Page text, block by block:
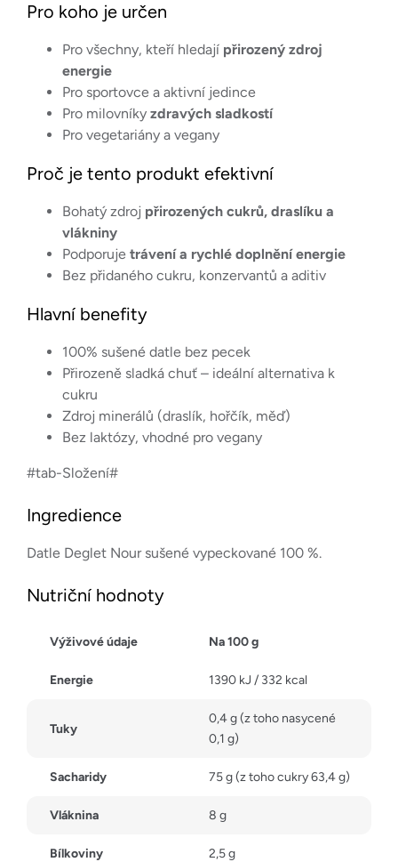
Pro koho je určen
Pro všechny, kteří hledají přirozený zdroj
energie
Pro sportovce a aktivní jedince
Pro milovníky zdravých sladkostí
Pro vegetariány a vegany
Proč je tento produkt efektivní
Bohatý zdroj přirozených cukrů, draslíku a
vlákniny
Podporuje trávení a rychlé doplnění energie
Bez přidaného cukru, konzervantů a aditiv
Hlavní benefity
100% sušené datle bez pecek
Přirozeně sladká chuť – ideální alternativa k
cukru
Zdroj minerálů (draslík, hořčík, měď)
Bez laktózy, vhodné pro vegany
#tab-Složení#
Ingredience
Datle Deglet Nour sušené vypeckované 100 %.
Nutriční hodnoty
Výživové údaje Na 100 g
Energie 1390 kJ / 332 kcal
Tuky
0,4 g (z toho nasycené
0,1 g)
Sacharidy 75 g (z toho cukry 63,4 g)
Vláknina 8 g
Bílkoviny 2,5 g